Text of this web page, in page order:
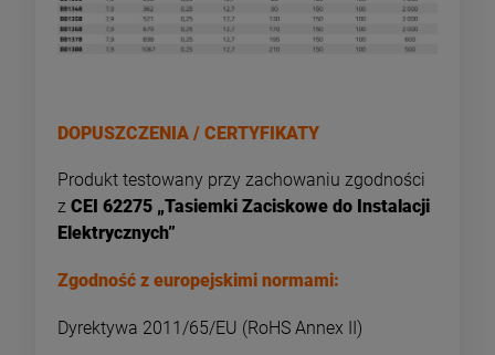
DOPUSZCZENIA / CERTYFIKATY
Produkt testowany przy zachowaniu zgodności
z CEI 62275 „Tasiemki Zaciskowe do Instalacji
Elektrycznych”
Zgodność z europejskimi normami:
Dyrektywa 2011/65/EU (RoHS Annex II)